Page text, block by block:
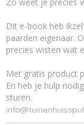
Dit e-book heb
paarden eigenaar.
precies wisten wat
Met gratis product
En heb je hulp
sturen.